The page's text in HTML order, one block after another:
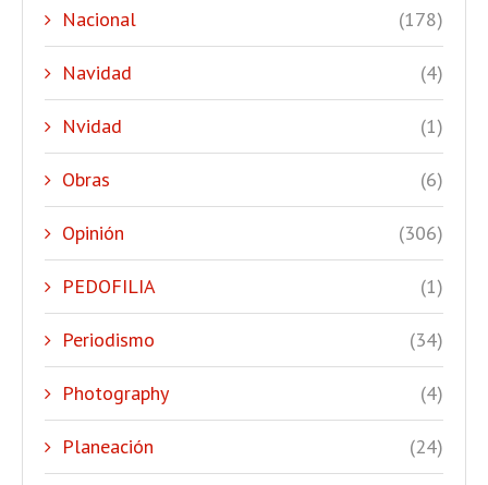
Nacional (178)
Navidad (4)
Nvidad (1)
Obras (6)
Opinión (306)
PEDOFILIA (1)
Periodismo (34)
Photography (4)
Planeación (24)